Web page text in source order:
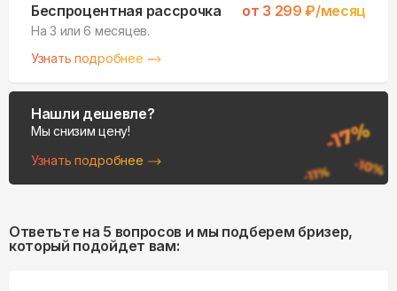
Беспроцентная рассрочка от 3 299 ₽/месяц
На 3 или 6 месяцев.
Узнать подробнее
Нашли дешевле?
Мы снизим цену!
Узнать подробнее
Ответьте на 5 вопросов и мы подберем бризер,
который подойдет вам: